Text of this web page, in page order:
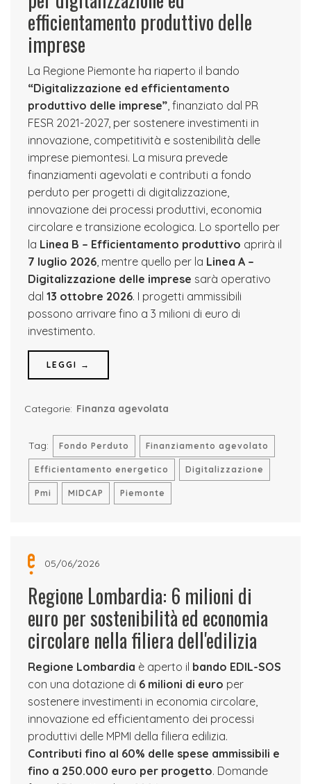
efficientamento produttivo delle
imprese
La Regione Piemonte ha riaperto il bando
“Digitalizzazione ed efficientamento
produttivo delle imprese”, finanziato dal PR
FESR 2021-2027, per sostenere investimenti in
innovazione, competitività e sostenibilità delle
imprese piemontesi. La misura prevede
finanziamenti agevolati e contributi a fondo
perduto per progetti di digitalizzazione,
innovazione dei processi produttivi, economia
circolare e transizione ecologica. Lo sportello per
la Linea B – Efficientamento produttivo aprirà il
7 luglio 2026, mentre quello per la Linea A –
Digitalizzazione delle imprese sarà operativo
dal 13 ottobre 2026. I progetti ammissibili
possono arrivare fino a 3 milioni di euro di
investimento.
LEGGI →
Categorie: Finanza agevolata
Tag: Fondo Perduto Finanziamento agevolato
Efficientamento energetico Digitalizzazione
Pmi MIDCAP Piemonte
05/06/2026
Regione Lombardia: 6 milioni di
euro per sostenibilità ed economia
circolare nella filiera dell'edilizia
Regione Lombardia è aperto il bando EDIL-SOS
con una dotazione di 6 milioni di euro per
sostenere investimenti in economia circolare,
innovazione ed efficientamento dei processi
produttivi delle MPMI della filiera edilizia.
Contributi fino al 60% delle spese ammissibili e
fino a 250.000 euro per progetto. Domande